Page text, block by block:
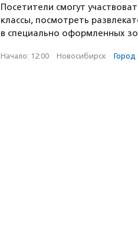
Посетители смогут
классы, посмотреть
в специально оформленных
Начало: 12:00 · Новосибирск · Город